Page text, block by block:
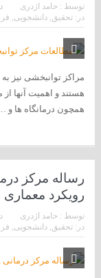
توسط : حامد اژدری
در: تحقیق, دانشجویی,
مراکز توانبخشی نیز
هستند و اهمیت آنها
همچون درمانگاه ها و
رساله مرکز
رویکرد معماری
توسط : حامد اژدری
در: تحقیق, دانشجویی,